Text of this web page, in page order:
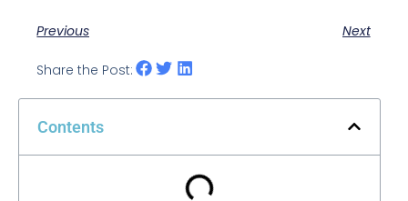
Previous Next
Share the Post:
Contents